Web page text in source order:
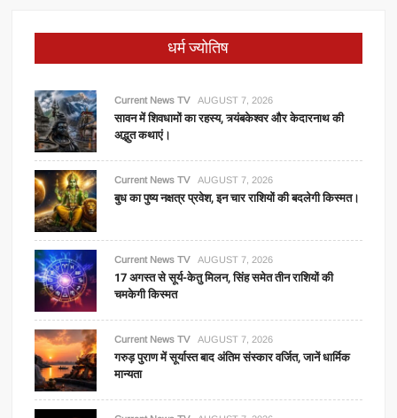
धर्म ज्योतिष
Current News TV AUGUST 7, 2026
सावन में शिवधामों का रहस्य, त्र्यंबकेश्वर और केदारनाथ की
अद्भुत कथाएं।
Current News TV AUGUST 7, 2026
बुध का पुष्य नक्षत्र प्रवेश, इन चार राशियों की बदलेगी किस्मत।
Current News TV AUGUST 7, 2026
17 अगस्त से सूर्य-केतु मिलन, सिंह समेत तीन राशियों की
चमकेगी किस्मत
Current News TV AUGUST 7, 2026
गरुड़ पुराण में सूर्यास्त बाद अंतिम संस्कार वर्जित, जानें धार्मिक
मान्यता